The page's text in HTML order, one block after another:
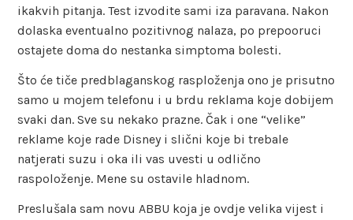
ikakvih pitanja. Test izvodite sami iza paravana. Nakon
dolaska eventualno pozitivnog nalaza, po prepooruci
ostajete doma do nestanka simptoma bolesti.
Što će tiče predblaganskog rasploženja ono je prisutno
samo u mojem telefonu i u brdu reklama koje dobijem
svaki dan. Sve su nekako prazne. Čak i one “velike”
reklame koje rade Disney i slični koje bi trebale
natjerati suzu i oka ili vas uvesti u odlično
raspoloženje. Mene su ostavile hladnom.
Preslušala sam novu ABBU koja je ovdje velika vijest i